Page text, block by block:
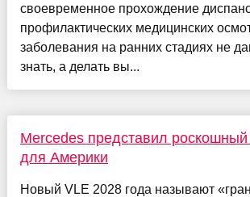
своевременное прохождение
профилактических медицинских
заболевания на ранних стадиях не
знать, а делать вы...
Mercedes представил
для Америки
Новый VLE 2028 года называют